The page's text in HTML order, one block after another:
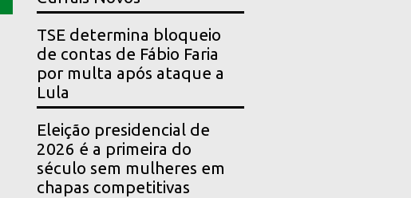
TSE determina bloqueio
de contas de Fábio Faria
por multa após ataque a
Lula
Eleição presidencial de
2026 é a primeira do
século sem mulheres em
chapas competitivas